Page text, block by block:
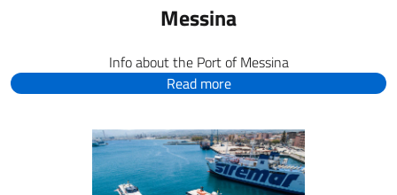
Messina
Info about the Port of Messina
Read more